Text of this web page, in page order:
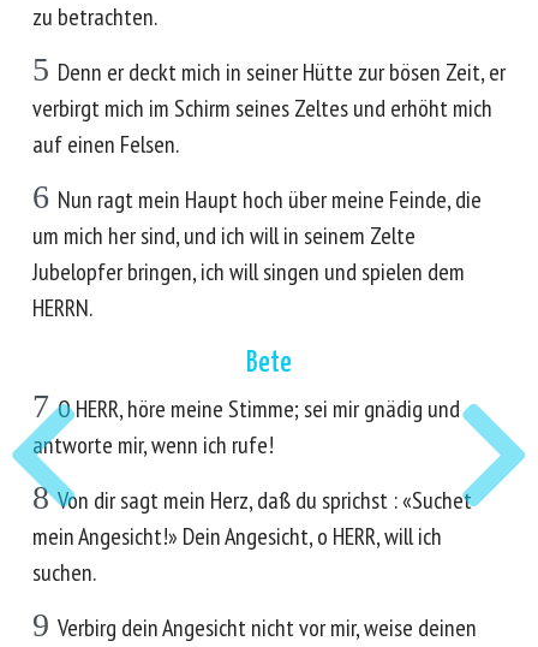
zu betrachten.
5 Denn er deckt mich in seiner Hütte zur bösen Zeit, er
verbirgt mich im Schirm seines Zeltes und erhöht mich
auf einen Felsen.
6 Nun ragt mein Haupt hoch über meine Feinde, die
um mich her sind, und ich will in seinem Zelte
Jubelopfer bringen, ich will singen und spielen dem
HERRN.
Bete
7 O HERR, höre meine Stimme; sei mir gnädig und
antworte mir, wenn ich rufe!
8 Von dir sagt mein Herz, daß du sprichst : «Suchet
mein Angesicht!» Dein Angesicht, o HERR, will ich
suchen.
9 Verbirg dein Angesicht nicht vor mir, weise deinen